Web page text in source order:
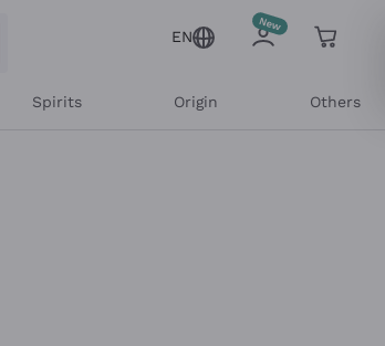
EN
Spirits Origin Others